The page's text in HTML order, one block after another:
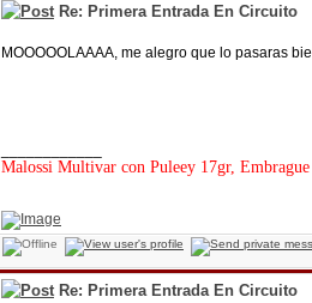
Re: Primera Entrada En Circuito
MOOOOOLAAAA, me alegro que lo pasaras
Malossi Multivar con Puleey 17gr,
Re: Primera Entrada En Circuito